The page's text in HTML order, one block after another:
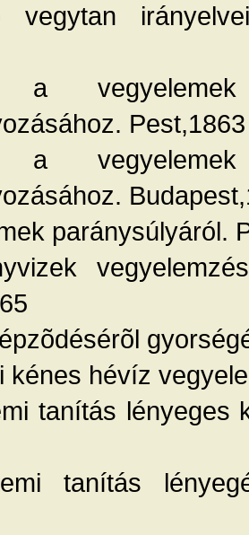
a
Pest,1863
a
paránysúlyáról.
kénes hévíz
tanítás lényeges
tanítás